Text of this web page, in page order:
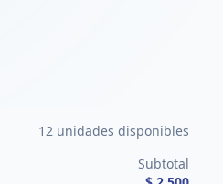
12 unidades disponibles
Subtotal